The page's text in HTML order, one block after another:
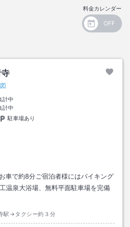
料金カレンダー
計中
計中
駐車場あり
車で約8分ご宿泊者様にはバイキング
温泉大浴場、無料平面駐車場を完備
駅→タクシー約３分